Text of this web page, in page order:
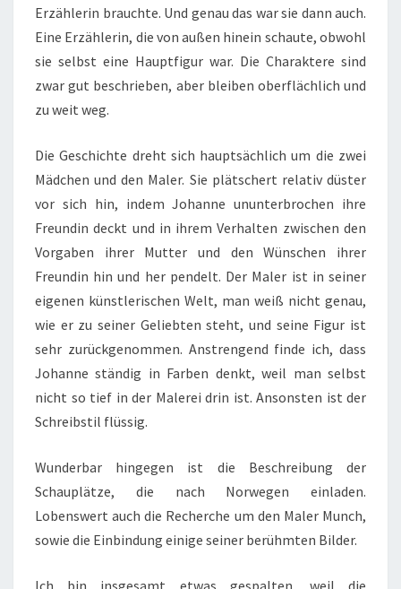
Erzählerin brauchte. Und genau das war sie dann auch.
Eine Erzählerin, die von außen hinein schaute, obwohl
sie selbst eine Hauptfigur war. Die Charaktere sind
zwar gut beschrieben, aber bleiben oberflächlich und
zu weit weg.
Die Geschichte dreht sich hauptsächlich um die zwei
Mädchen und den Maler. Sie plätschert relativ düster
vor sich hin, indem Johanne ununterbrochen ihre
Freundin deckt und in ihrem Verhalten zwischen den
Vorgaben ihrer Mutter und den Wünschen ihrer
Freundin hin und her pendelt. Der Maler ist in seiner
eigenen künstlerischen Welt, man weiß nicht genau,
wie er zu seiner Geliebten steht, und seine Figur ist
sehr zurückgenommen. Anstrengend finde ich, dass
Johanne ständig in Farben denkt, weil man selbst
nicht so tief in der Malerei drin ist. Ansonsten ist der
Schreibstil flüssig.
Wunderbar hingegen ist die Beschreibung der
Schauplätze, die nach Norwegen einladen.
Lobenswert auch die Recherche um den Maler Munch,
sowie die Einbindung einige seiner berühmten Bilder.
Ich bin insgesamt etwas gespalten, weil die